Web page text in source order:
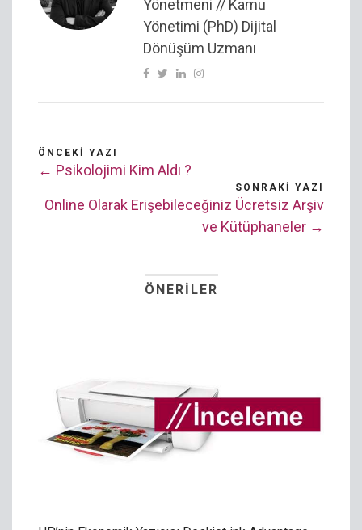
Yönetmeni // Kamu
Yönetimi (PhD) Dijital
Dönüşüm Uzmanı
ÖNCEKI YAZI
← Psikolojimi Kim Aldı ?
SONRAKI YAZI
Online Olarak Erişebileceğiniz Ücretsiz Arşiv
ve Kütüphaneler →
ÖNERILER